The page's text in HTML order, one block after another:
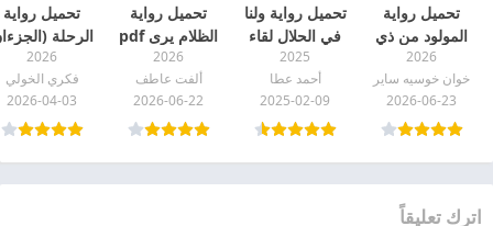
تحميل رواية
المولود من ذي
قبل pdf
2026
خوان خوسيه ساير
2026-06-23
تحميل رواية ولنا
في الحلال لقاء
أﺣﻤﺪ ﻋﻄﺎ pdf
2025
أﺣﻤﺪ ﻋﻄﺎ
2025-02-09
تحميل رواية
الظلام يرى pdf
2026
ألفت عاطف
2026-06-22
تحميل رواية
الرحلة
الثاني
pdf
2026
فكري الخولي
2026-04-03
اترك تعليقاً